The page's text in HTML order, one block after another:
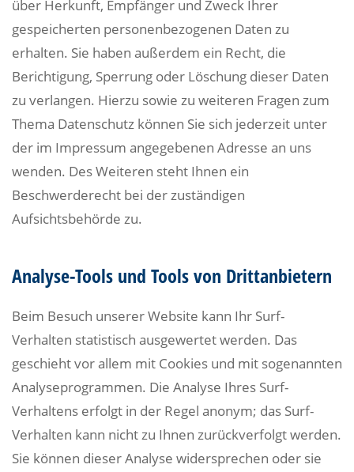
über Herkunft, Empfänger und Zweck Ihrer
gespeicherten personenbezogenen Daten zu
erhalten. Sie haben außerdem ein Recht, die
Berichtigung, Sperrung oder Löschung dieser Daten
zu verlangen. Hierzu sowie zu weiteren Fragen zum
Thema Datenschutz können Sie sich jederzeit unter
der im Impressum angegebenen Adresse an uns
wenden. Des Weiteren steht Ihnen ein
Beschwerderecht bei der zuständigen
Aufsichtsbehörde zu.
Analyse-Tools und Tools von Drittanbietern
Beim Besuch unserer Website kann Ihr Surf-
Verhalten statistisch ausgewertet werden. Das
geschieht vor allem mit Cookies und mit sogenannten
Analyseprogrammen. Die Analyse Ihres Surf-
Verhaltens erfolgt in der Regel anonym; das Surf-
Verhalten kann nicht zu Ihnen zurückverfolgt werden.
Sie können dieser Analyse widersprechen oder sie